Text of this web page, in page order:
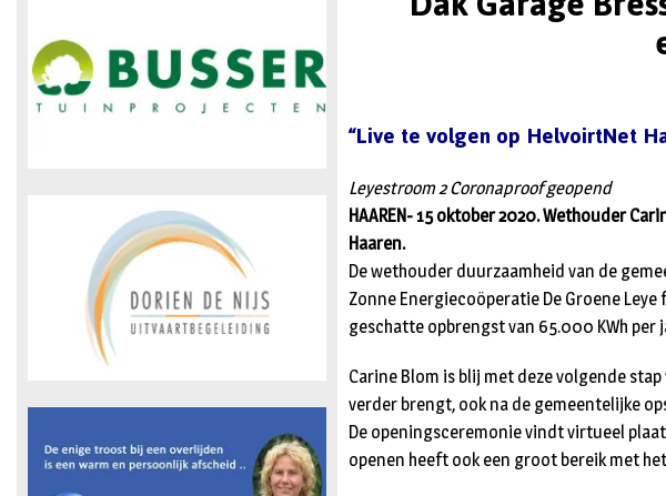
“Live te volgen op HelvoirtNet
Leyestroom 2 Coronaproof geopend
HAAREN- 15 oktober 2020. Wethouder
Haaren.
De wethouder duurzaamheid van de
Zonne Energiecoöperatie De Groene
geschatte opbrengst van 65.000 KWh per
Carine Blom is blij met deze volgende
verder brengt, ook na de gemeentelijke
De openingsceremonie vindt virtueel
openen heeft ook een groot bereik met